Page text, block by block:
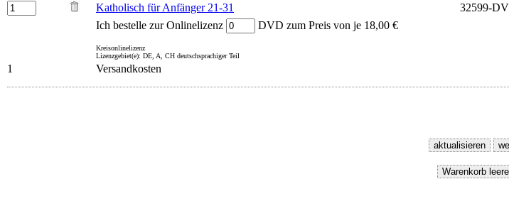
Katholisch für Anfänger 21-31 32599-
Ich bestelle zur Onlinelizenz
DVD zum Preis von je 18,00 €
Kreisonlinelizenz
Lizenzgebiet(e): DE, A, CH deutschsprachiger Teil
1 Versandkosten